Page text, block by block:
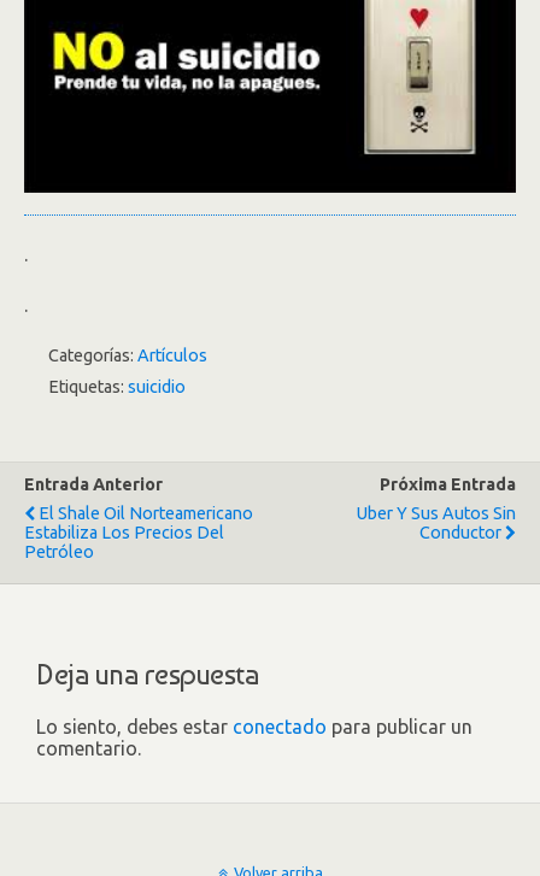
.
.
Categorías: Artículos
Etiquetas: suicidio
Entrada Anterior
El Shale Oil Norteamericano
Estabiliza Los Precios Del
Petróleo
Próxima Entrada
Uber Y Sus Autos Sin
Conductor
Deja una respuesta
Lo siento, debes estar conectado para publicar un
comentario.
Volver arriba